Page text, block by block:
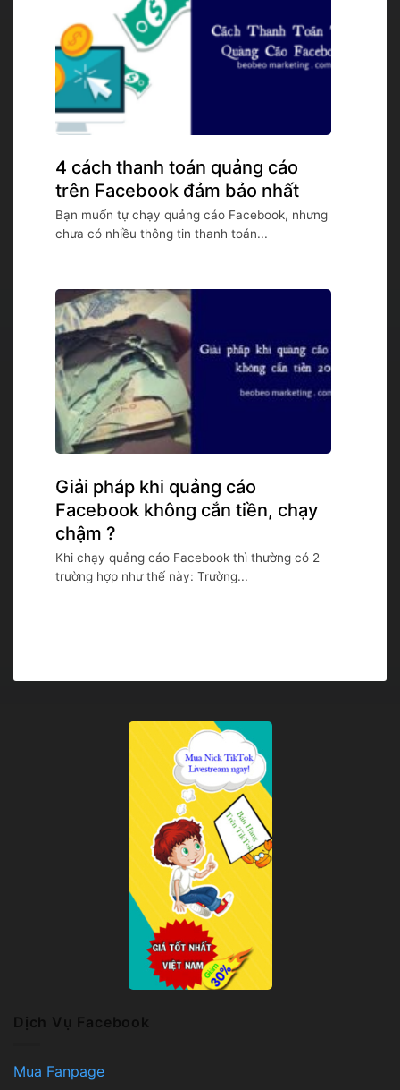
4 cách thanh toán quảng cáo
trên Facebook đảm bảo nhất
Bạn muốn tự chạy quảng cáo Facebook, nhưng
chưa có nhiều thông tin thanh toán...
Giải pháp khi quảng cáo
Facebook không cắn tiền, chạy
chậm ?
Khi chạy quảng cáo Facebook thì thường có 2
trường hợp như thế này: Trường...
Dịch Vụ Facebook
Mua Fanpage